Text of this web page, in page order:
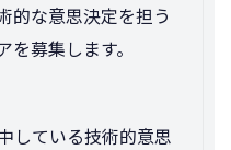
的な意思決定を担う
を募集します。
している技術的意思